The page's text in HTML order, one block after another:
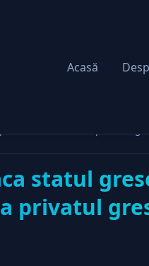
Acasă
statul
privatul